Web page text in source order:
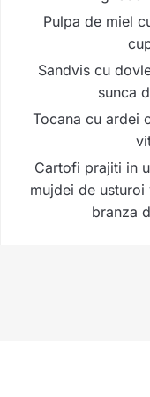
Pulpa de miel
Sandvis cu
sunca
Tocana cu ardei
Cartofi prajiti in
mujdei de
branza